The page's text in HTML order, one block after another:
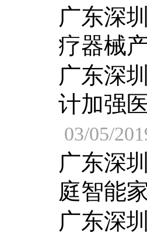
广东深
疗器械
广东深
计加强
03/05/
广东深
庭智能
广东深